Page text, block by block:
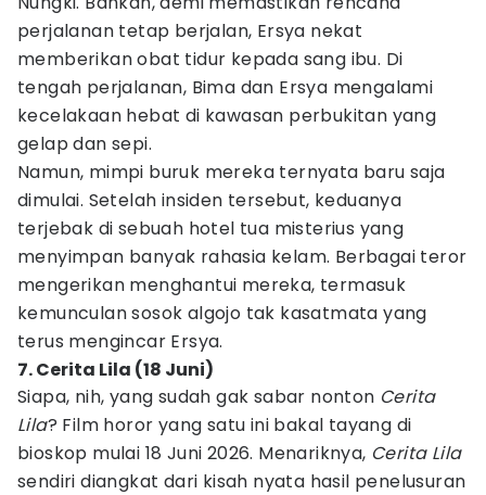
perjalanan tetap berjalan, Ersya nekat
memberikan obat tidur kepada sang ibu. Di
tengah perjalanan, Bima dan Ersya mengalami
kecelakaan hebat di kawasan perbukitan yang
gelap dan sepi.
Namun, mimpi buruk mereka ternyata baru saja
dimulai. Setelah insiden tersebut, keduanya
terjebak di sebuah hotel tua misterius yang
menyimpan banyak rahasia kelam. Berbagai teror
mengerikan menghantui mereka, termasuk
kemunculan sosok algojo tak kasatmata yang
terus mengincar Ersya.
7. Cerita Lila (18 Juni)
Siapa, nih, yang sudah gak sabar nonton Cerita
Lila? Film horor yang satu ini bakal tayang di
bioskop mulai 18 Juni 2026. Menariknya, Cerita Lila
sendiri diangkat dari kisah nyata hasil penelusuran